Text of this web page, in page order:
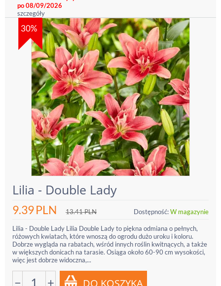
po 08/09/2026
szczegóły
30%
Lilia - Double Lady
9.39PLN 13.41PLN Dostępność:W magazynie
Lilia - Double Lady Lilia Double Lady to piękna odmiana o pełnych,
różowych kwiatach, które wnoszą do ogrodu dużo uroku i koloru.
Dobrze wygląda na rabatach, wśród innych roślin kwitnących, a także
w większych donicach na tarasie. Osiąga około 60-90 cm wysokości,
więc jest dobrze widoczna,...
− +